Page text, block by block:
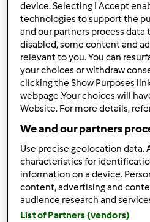
Responder mensagem
marmfig
Dom, 2013-03-10 19:21
Como devo fazer para
melhor maneira para ficarem
levedar (i.e.aumentar o dobro
diretamente no congelador já
device. Selecting I Accept
technologies to support the
and our partners process data
disabled, some content and
relevant to you. You can
your choices or withdraw
clicking the Show Purposes
webpage .Your choices will
Website. For more details,
We and our partners
Use precise geolocation data.
characteristics for
information on a device.
content, advertising and
audience research and
List of Partners (vendors)